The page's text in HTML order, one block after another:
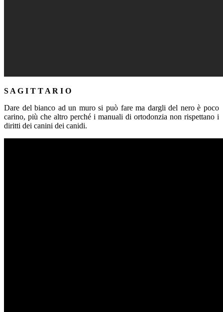
S A G I T T A R I O
Dare del bianco ad un muro si può fare ma dargli del nero è poco
carino, più che altro perché i manuali di ortodonzia non rispettano i
diritti dei canini dei canidi.